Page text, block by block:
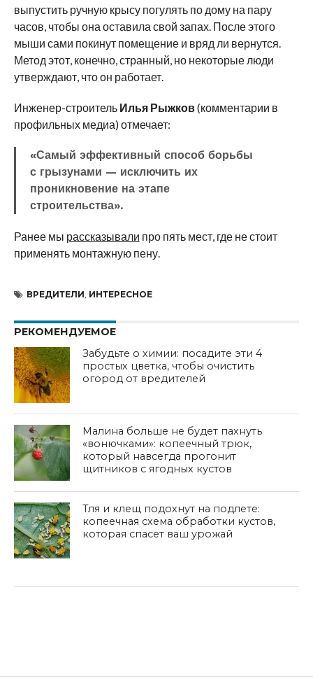
выпустить ручную крысу погулять по дому на пару
часов, чтобы она оставила свой запах. После этого
мыши сами покинут помещение и вряд ли вернутся.
Метод этот, конечно, странный, но некоторые люди
утверждают, что он работает.
Инженер-строитель Илья Рыжков(комментарии в
профильных медиа) отмечает:
«Самый эффективный способ борьбы
с грызунами — исключить их
проникновение на этапе
строительства».
Ранее мы рассказывали про пять мест, где не стоит
применять монтажную пену.
ВРЕДИТЕЛИ, ИНТЕРЕСНОЕ
РЕКОМЕНДУЕМОЕ
Забудьте о химии: посадите эти 4
простых цветка, чтобы очистить
огород от вредителей
Малина больше не будет пахнуть
«вонючками»: копеечный трюк,
который навсегда прогонит
щитников с ягодных кустов
Тля и клещ подохнут на подлете:
копеечная схема обработки кустов,
которая спасет ваш урожай